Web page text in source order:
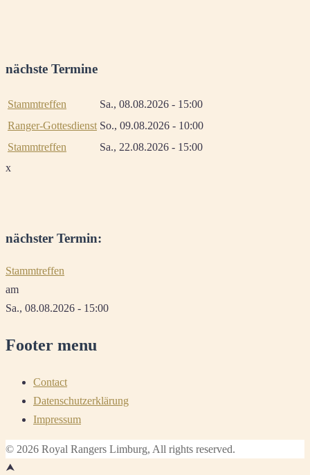
nächste Termine
Stammtreffen
Sa., 08.08.2026 - 15:00
Ranger-Gottesdienst So., 09.08.2026 - 10:00
Stammtreffen
Sa., 22.08.2026 - 15:00
x
nächster Termin:
Stammtreffen
am
Sa., 08.08.2026 - 15:00
Footer menu
Contact
Datenschutzerklärung
Impressum
© 2026 Royal Rangers Limburg, All rights reserved.
⮝